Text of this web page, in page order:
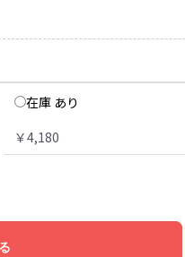
在庫 あり
￥4,180